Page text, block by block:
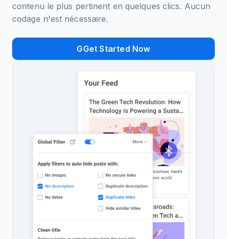
contenu le plus pertinent en quelques clics. Aucun
codage n'est nécessaire.
GGet Started Now